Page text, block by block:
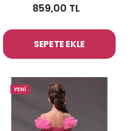
859,00 TL
SEPETE EKLE
YENİ